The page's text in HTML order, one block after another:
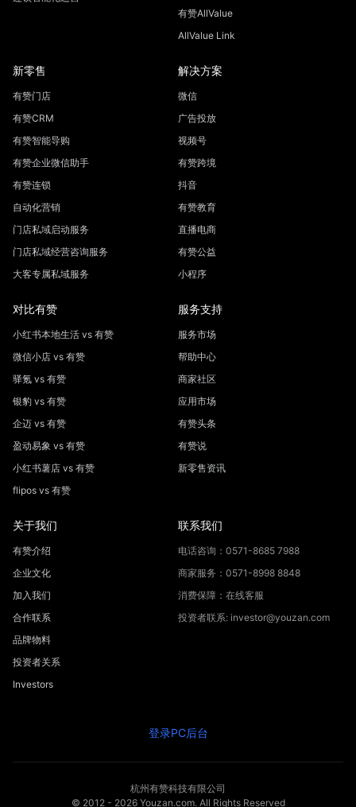
有赞AllValue
AllValue Link
新零售
有赞门店
有赞CRM
有赞智能导购
有赞企业微信助手
有赞连锁
自动化营销
门店私域启动服务
门店私域经营咨询服务
大客专属私域服务
解决方案
微信
广告投放
视频号
有赞跨境
抖音
有赞教育
直播电商
有赞公益
小程序
对比有赞
小红书本地生活 vs 有赞
微信小店 vs 有赞
驿氪 vs 有赞
银豹 vs 有赞
企迈 vs 有赞
盈动易象 vs 有赞
小红书薯店 vs 有赞
flipos vs 有赞
服务支持
服务市场
帮助中心
商家社区
应用市场
有赞头条
有赞说
新零售资讯
关于我们
有赞介绍
企业文化
加入我们
合作联系
品牌物料
投资者关系
Investors
联系我们
电话咨询：0571-8685 7988
商家服务：0571-8998 8848
消费保障：在线客服
投资者联系: investor@youzan.com
登录PC后台
杭州有赞科技有限公司
© 2012 - 2026Youzan.com. All Rights Reserved